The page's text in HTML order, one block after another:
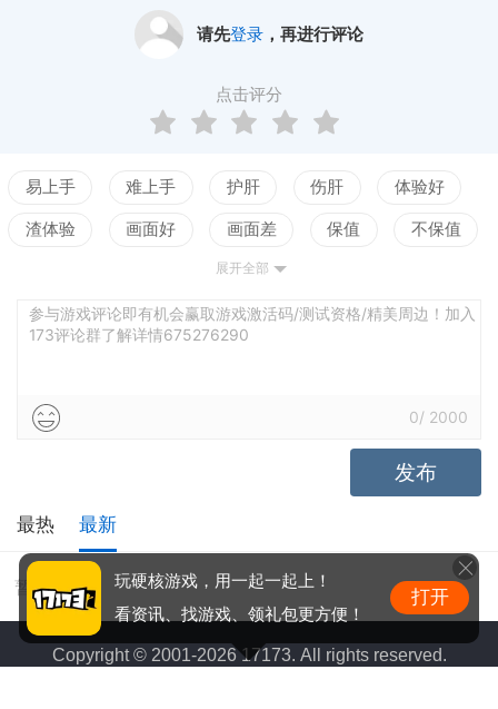
请先登录，再进行评论
点击评分
易上手 难上手 护肝 伤肝 体验好
渣体验 画面好 画面差 保值 不保值
测试
谜题出彩 谜题无趣 叙事佳 叙事差
展开全部
参与游戏评论即有机会赢取游戏激活码/测试资格/精美周边！加入
173评论群了解详情675276290
0/ 2000
发布
最热 最新
暂无评价
Copyright © 2001-2026 17173. All rights reserved.
玩硬核游戏，用一起一起上！
看资讯、找游戏、领礼包更方便！
打开